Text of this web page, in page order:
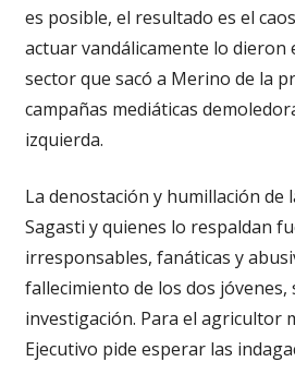
es posible, el resultado es el
actuar vandálicamente lo dieron
sector que sacó a Merino de la
campañas mediáticas
izquierda.
La denostación y humillación de
Sagasti y quienes lo respaldan
irresponsables, fanáticas y
fallecimiento de los dos
investigación. Para el agricultor
Ejecutivo pide esperar las